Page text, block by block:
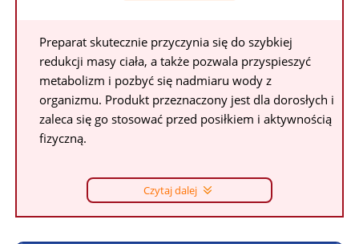
Preparat skutecznie przyczynia się do szybkiej
redukcji masy ciała, a także pozwala przyspieszyć
metabolizm i pozbyć się nadmiaru wody z
organizmu. Produkt przeznaczony jest dla dorosłych i
zaleca się go stosować przed posiłkiem i aktywnością
fizyczną.
Czytaj dalej